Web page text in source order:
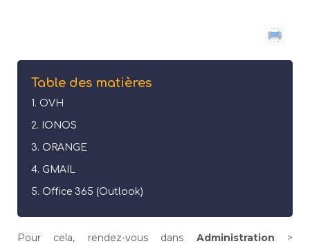
Table des matières
OVH
IONOS
ORANGE
GMAIL
Office 365 (Outlook)
Pour cela, rendez-vous dans Administration >